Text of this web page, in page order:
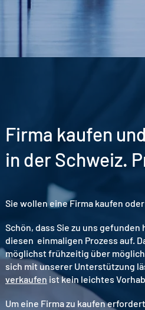
Firma kaufen
in der Schweiz.
Sie wollen eine Firma kaufen
Schön, dass Sie zu uns
diesen einmaligen Prozess auf.
möglichst frühzeitig über
sich mit unserer Unterstützung
verkaufen ist kein leichtes
Um eine Firma zu kaufen